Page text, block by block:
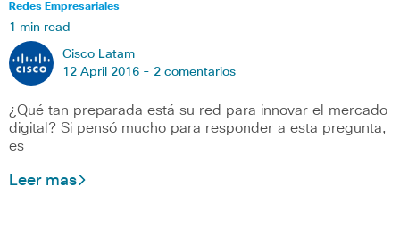
Redes Empresariales
1 min read
Cisco Latam
12 April 2016 - 2 comentarios
¿Qué tan preparada está su red para innovar el mercado
digital? Si pensó mucho para responder a esta pregunta,
es
Leer mas